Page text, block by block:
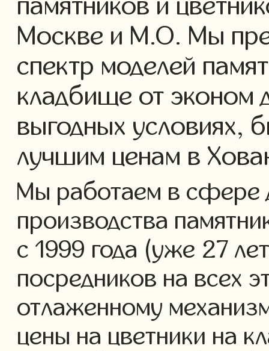
памятников и
Москве и М.О. Мы
спектр моделей
кладбище от эконом
выгодных условиях,
лучшим ценам в
Мы работаем в сфере
производства
с 1999 года (уже 27
посредников на всех
отлаженному
цены на цветники на